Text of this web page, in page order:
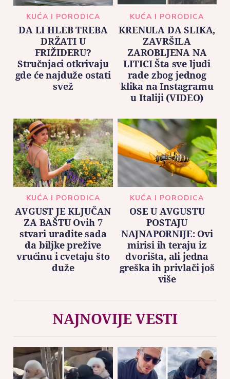
KUĆA I PORODICA
DA LI HLEB TREBA
DRŽATI U
FRIŽIDERU?
Stručnjaci otkrivaju
gde će najduže ostati
svež
KUĆA I PORODICA
KRENULA DA SLIKA,
ZAVRŠILA
ZAROBLJENA NA
LITICI Šta sve ljudi
rade zbog jednog
klika na Instagramu
u Italiji (VIDEO)
KUĆA I PORODICA
AVGUST JE KLJUČAN
ZA BAŠTU Ovih 7
stvari uradite sada
da biljke prežive
vrućinu i cvetaju što
duže
KUĆA I PORODICA
OSE U AVGUSTU
POSTAJU
NAJNAPORNIJE: Ovi
mirisi ih teraju iz
dvorišta, ali jedna
greška ih privlači još
više
NAJNOVIJE VESTI